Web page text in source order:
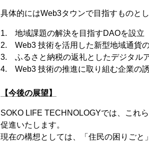
具体的にはWeb3タウンで目指すものと
1. 地域課題の解決を目指すDAOを設立
2. Web3 技術を活用した新型地域通貨
3. ふるさと納税の返礼としたデジタル
4. Web3 技術の推進に取り組む企業の
【今後の展望】
SOKO LIFE TECHNOLOGYでは、これ
促進いたします。
現在の構想としては、「住民の困りご